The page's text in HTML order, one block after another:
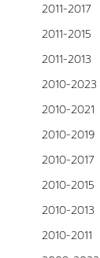
2011-2017
2011-2015
2011-2013
2010-2023
2010-2021
2010-2019
2010-2017
2010-2015
2010-2013
2010-2011